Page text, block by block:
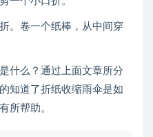
卷一个纸棒，从中间穿
么？通过上面文章所分
知道了折纸收缩雨伞是如
所帮助。